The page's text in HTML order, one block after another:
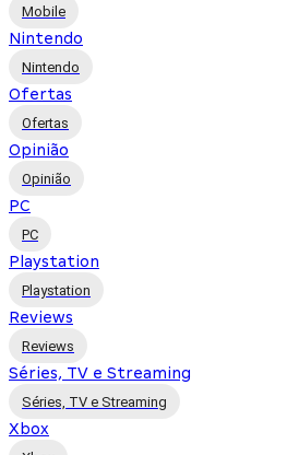
Mobile
Nintendo
Nintendo
Ofertas
Ofertas
Opinião
Opinião
PC
PC
Playstation
Playstation
Reviews
Reviews
Séries, TV e Streaming
Séries, TV e Streaming
Xbox